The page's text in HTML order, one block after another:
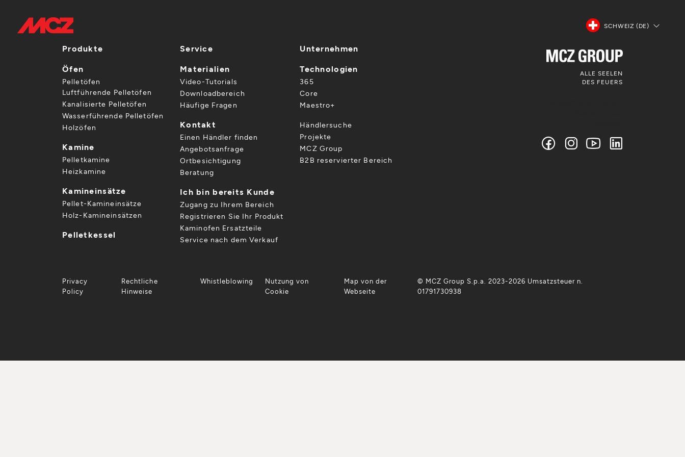
SCHWEIZ (DE)
Produkte
Öfen
Pelletöfen
Luftführende Pelletöfen
Kanalisierte Pelletöfen
Wasserführende Pelletöfen
Holzöfen
Kamine
Pelletkamine
Heizkamine
Kamineinsätze
Pellet-Kamineinsätze
Holz-Kamineinsätzen
Pelletkessel
Service
Materialien
Video-Tutorials
Downloadbereich
Häufige Fragen
Kontakt
Einen Händler finden
Angebotsanfrage
Ortbesichtigung
Beratung
Ich bin bereits Kunde
Zugang zu Ihrem Bereich
Registrieren Sie Ihr Produkt
Kaminofen Ersatzteile
Service nach dem Verkauf
Unternehmen
Technologien
365
Core
Maestro+
Händlersuche
Projekte
MCZ Group
B2B reservierter Bereich
ALLE SEELEN
DES FEUERS
Privacy
Policy
Rechtliche
Hinweise
Whistleblowing
Nutzung von
Cookie
Map von der
Webseite
© MCZ Group S.p.a. 2023-2026 Umsatzsteuer n.
01791730938